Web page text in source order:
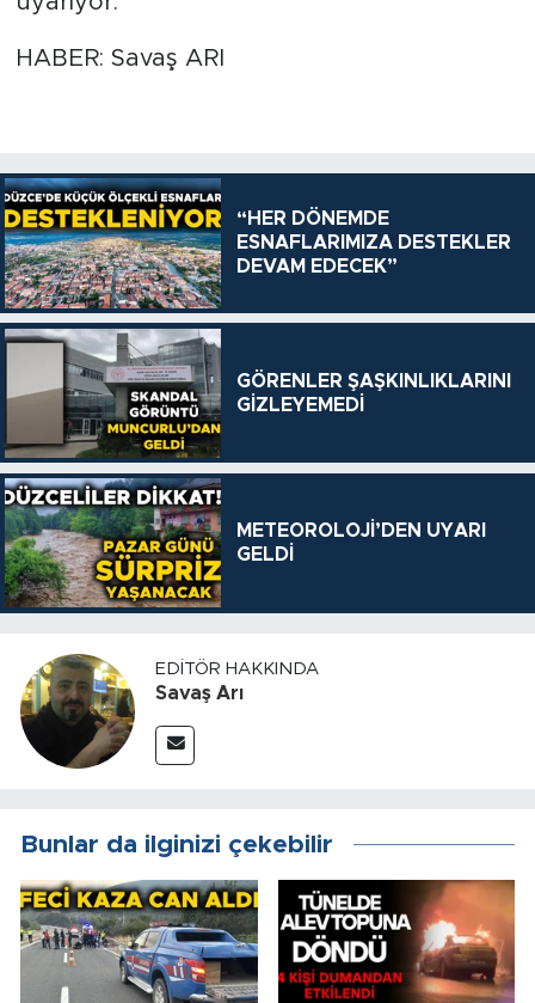
HABER: Savaş ARI
“HER DÖNEMDE
ESNAFLARIMIZA DESTEKLER
DEVAM EDECEK”
GÖRENLER ŞAŞKINLIKLARINI
GİZLEYEMEDİ
METEOROLOJİ’DEN UYARI
GELDİ
EDITÖR HAKKINDA
Savaş Arı
Bunlar da ilginizi çekebilir